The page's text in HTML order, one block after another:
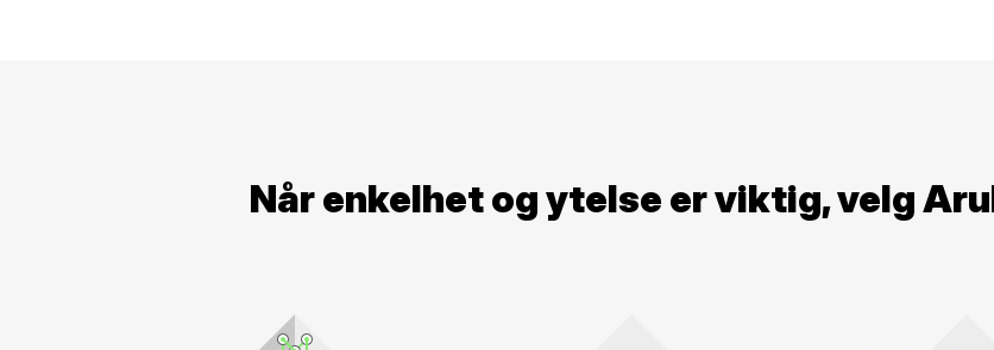
Når enkelhet og ytelse er viktig, velg